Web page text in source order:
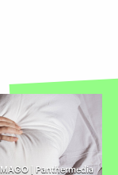
| Panthermedia